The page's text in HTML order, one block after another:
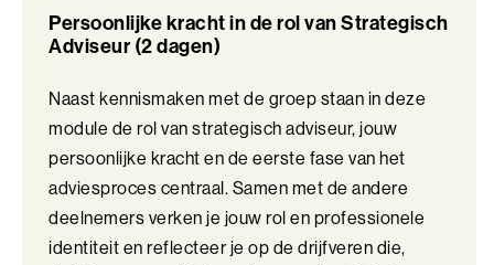
Strategisch Adviseren
Strategisch Leiderschap Programma
Talent Ontwikkelings Programma
Talent Ontwikkelings Programma (BaakBoost)
Teamleiderschap
vraagstukken en de onderliggende dynamieken. Je kunt
denkbeelden van opdrachtgevers en stakeholders uitdagen,
innerlijke stevigheid.
Je beweegt effectiever tussen inhoud, proces en onderstroom. Je
durft positie te claimen en je brengt richting in situaties waarin
veel tegelijk speelt. Je advies krijgt meer gewicht, je impact wordt
groter en je ontwikkelt het strategisch gezag dat hoort bij een
volwaardige sparringpartner op directieniveau.
Persoonlijke kracht in de rol van Strategisch
Adviseur (2 dagen)
Naast kennismaken met de groep staan in deze
module de rol van strategisch adviseur, jouw
persoonlijke kracht en de eerste fase van het
adviesproces centraal. Samen met de andere
deelnemers verken je jouw rol en professionele
identiteit en reflecteer je op de drijfveren die,